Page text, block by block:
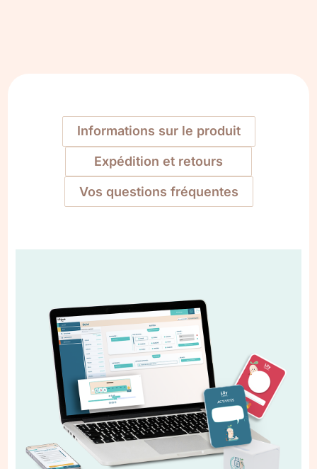
Informations sur le produit
Expédition et retours
Vos questions fréquentes